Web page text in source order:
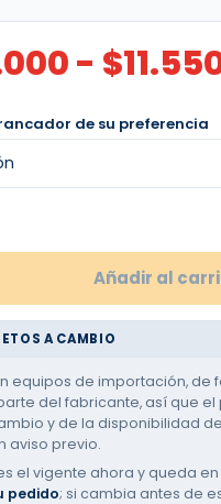
- $
de su preferencia
Añadir al
A CAMBIO
equipos de importación, de
del fabricante, así que
y de la disponibilidad
aviso previo.
el vigente ahora y queda
pedido; si cambia antes de